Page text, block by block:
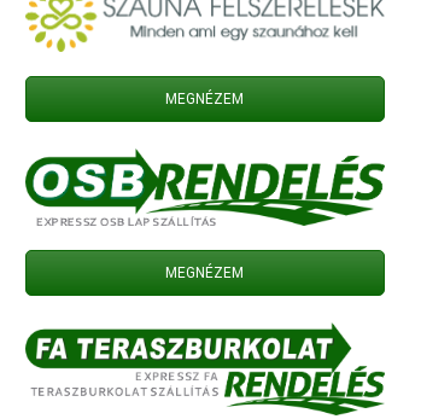
MEGNÉZEM
MEGNÉZEM